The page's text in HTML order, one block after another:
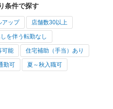
条件で探す
アップ 店舗数30以上
を伴う転勤なし
可能 住宅補助（手当）あり
勤可 夏～秋入職可